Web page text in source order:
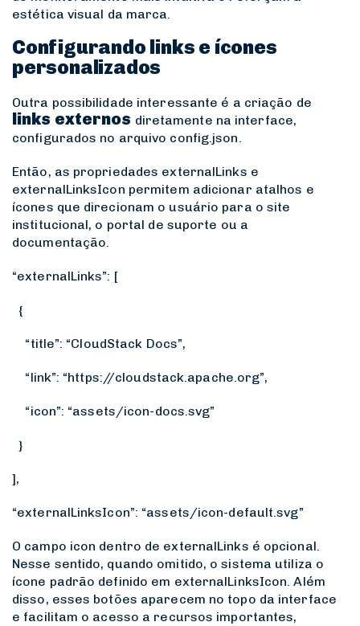
estética visual da marca.
Configurando links e ícones
personalizados
Outra possibilidade interessante é a criação de
links externos diretamente na interface,
configurados no arquivo config.json.
Então, as propriedades externalLinks e
externalLinksIcon permitem adicionar atalhos e
ícones que direcionam o usuário para o site
institucional, o portal de suporte ou a
documentação.
“externalLinks”: [
{
“title”: “CloudStack Docs”,
“link”: “https://cloudstack.apache.org”,
“icon”: “assets/icon-docs.svg”
}
],
“externalLinksIcon”: “assets/icon-default.svg”
O campo icon dentro de externalLinks é opcional.
Nesse sentido, quando omitido, o sistema utiliza o
ícone padrão definido em externalLinksIcon. Além
disso, esses botões aparecem no topo da interface
e facilitam o acesso a recursos importantes,